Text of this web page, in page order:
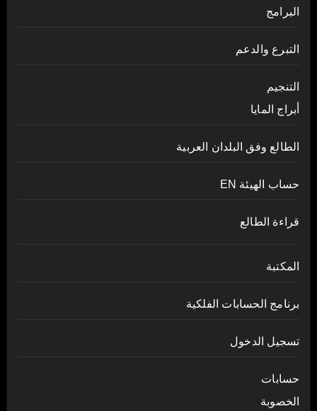
البرامج
التبرع والدعم
التنجيم
أبراج المايا
الطالع وفق البلدان العربية
حساب الهيئة EN
قراءة الطالع
المكتبة
برنامج الحسابات الفلكية
تسجيل الدخول
حسابات
الخصوبة